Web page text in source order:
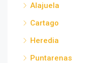
Alajuela
Cartago
Heredia
Puntarenas